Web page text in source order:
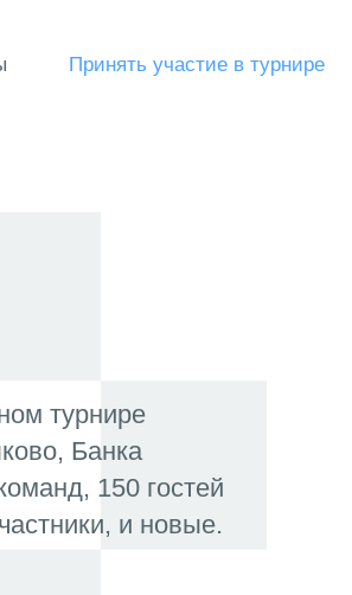
в турнире
турнире
Банка
150 гостей
и новые.